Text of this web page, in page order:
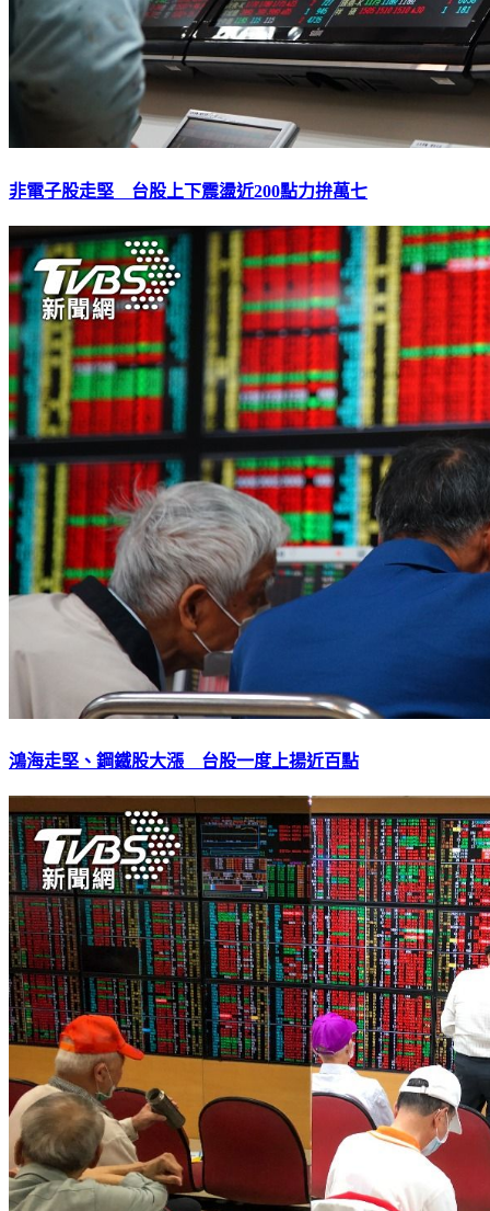
非電子股走堅 台股上下震盪近200點力拚萬七
鴻海走堅、鋼鐵股大漲 台股一度上揚近百點